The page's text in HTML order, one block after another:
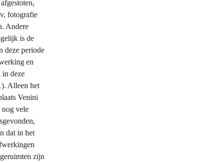
fotografie
Andere
is de
deze periode
en
in deze
Alleen het
Venini
nog vele
dat in het
zijn